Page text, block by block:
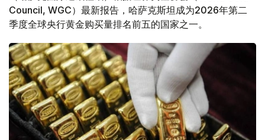
Council, WGC）最新报告，哈萨克斯坦成为2026年第二
季度全球央行黄金购买量排名前五的国家之一。